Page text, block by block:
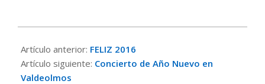
12-
31
Artículo anterior: FELIZ 2016
Artículo siguiente: Concierto de Año Nuevo en
Valdeolmos